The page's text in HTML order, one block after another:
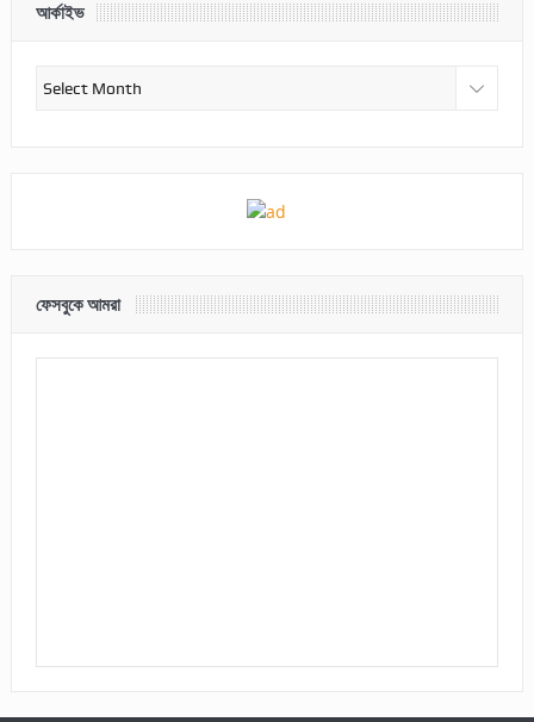
আর্কাইভ
আর্কাইভ
ফেসবুকে আমরা